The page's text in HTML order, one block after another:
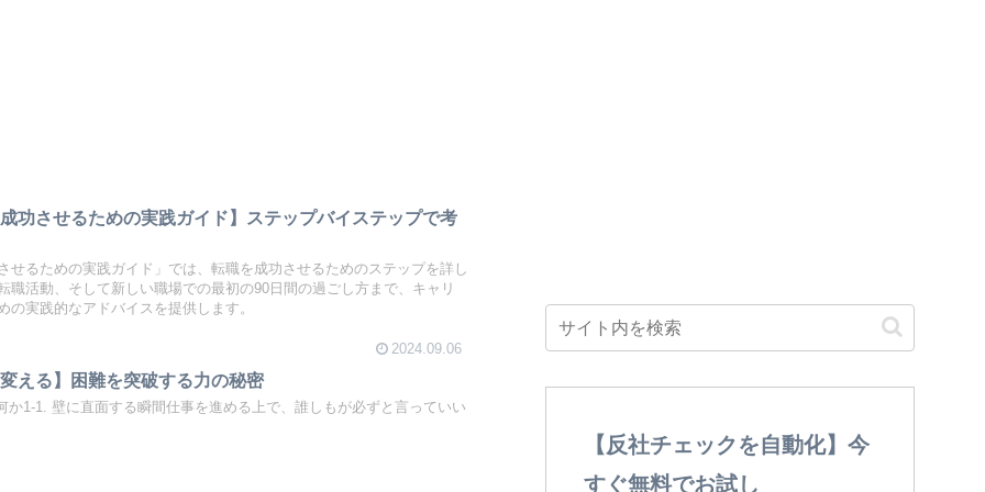
功させるための実践ガイド】ステップバイステップで考
せるための実践ガイド」では、転職を成功させるためのステップを詳し
職活動、そして新しい職場での最初の90日間の過ごし方まで、キャリ
の実践的なアドバイスを提供します。
2024.09.06
える】困難を突破する力の秘密
か1-1. 壁に直面する瞬間仕事を進める上で、誰しもが必ずと言っていい
【反社チェックを自動化】今
すぐ無料でお試し